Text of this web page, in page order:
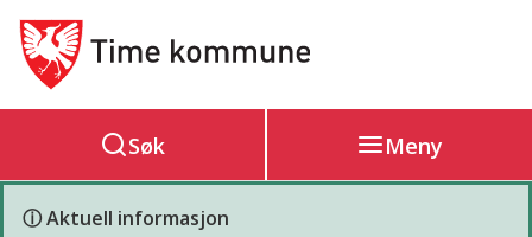
Hovedportal
Søk Meny
ⓘ Aktuell informasjon